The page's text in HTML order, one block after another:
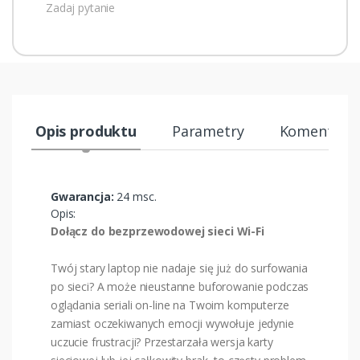
Zadaj pytanie
Opis produktu Parametry
Gwarancja: 24 msc.
Opis:
Dołącz do bezprzewodowej sieci Wi-Fi
Twój stary laptop nie nadaje się już do surfowania
po sieci? A może nieustanne buforowanie podczas
oglądania seriali on-line na Twoim komputerze
zamiast oczekiwanych emocji wywołuje jedynie
uczucie frustracji? Przestarzała wersja karty